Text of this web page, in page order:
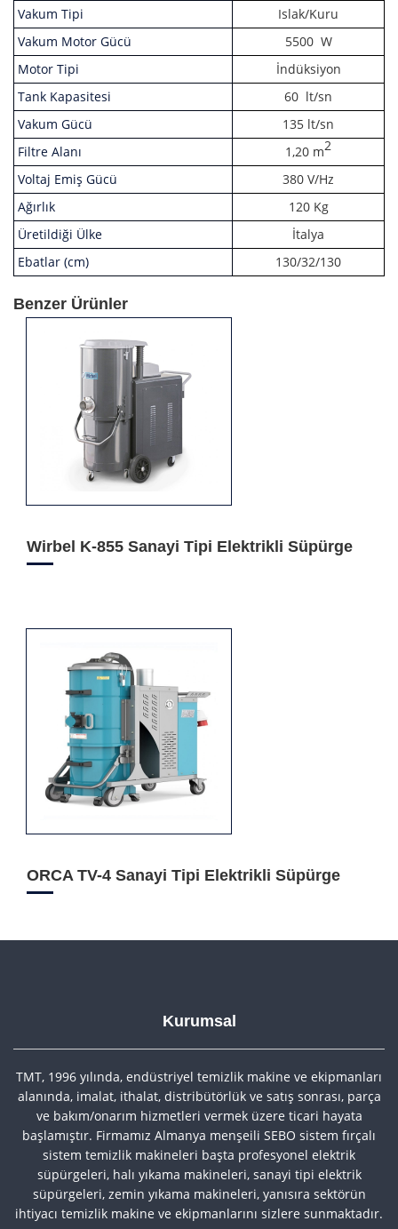
Vakum Tipi
Islak/Kuru
Vakum Motor Gücü
5500 W
Motor Tipi
İndüksiyon
Tank Kapasitesi
60 lt/sn
Vakum Gücü
135 lt/sn
Filtre Alanı
1,20 m2
Voltaj Emiş Gücü
380 V/Hz
Ağırlık
120 Kg
Üretildiği Ülke
İtalya
Ebatlar (cm)
130/32/130
Benzer Ürünler
Wirbel K-855 Sanayi Tipi Elektrikli Süpürge
ORCA TV-4 Sanayi Tipi Elektrikli Süpürge
Kurumsal
TMT, 1996 yılında, endüstriyel temizlik makine ve ekipmanları
alanında, imalat, ithalat, distribütörlük ve satış sonrası, parça
ve bakım/onarım hizmetleri vermek üzere ticari hayata
başlamıştır. Firmamız Almanya menşeili SEBO sistem fırçalı
sistem temizlik makineleri başta profesyonel elektrik
süpürgeleri, halı yıkama makineleri, sanayi tipi elektrik
süpürgeleri, zemin yıkama makineleri, yanısıra sektörün
ihtiyacı temizlik makine ve ekipmanlarını sizlere sunmaktadır.